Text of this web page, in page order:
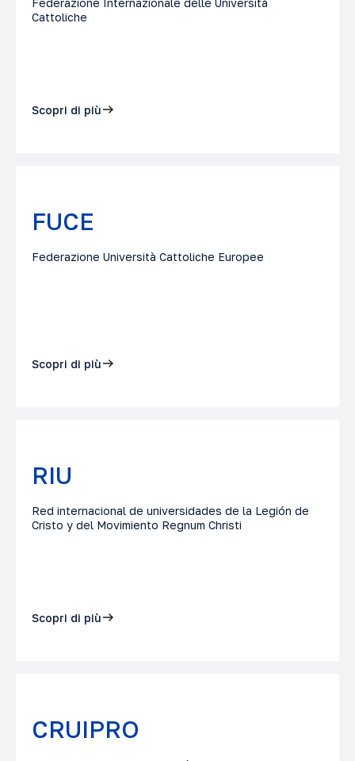
Federazione Internazionale delle Università
Cattoliche
Scopri di più
FUCE
Federazione Università Cattoliche Europee
Scopri di più
RIU
Red internacional de universidades de la Legión de
Cristo y del Movimiento Regnum Christi
Scopri di più
CRUIPRO